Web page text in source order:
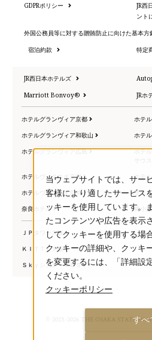
GDPRポリシー
JR西
ント
外国公務員等に対する贈賄防止に向けた基本方
宿泊約款 特定
JR西日本ホテルズ
Marriott Bonvoy® JRホ
ホテルグランヴィア京都
ホテ
ホテルグランヴィア和歌山
ホテ
ホテルグランヴィア広島
ホテ
ホテルヴィスキオ京都
ホテ
ホテルヴィスキオ尼崎
ホテ
奈良ホテル
梅小
ＪＰタワー大阪
ＫＩＴＴＥ大阪
ＳｋｙシアターＭＢＳ
© 2023–2026 THE OSAKA STATION
当ウェブサイトでは、サー
客様により適したサービス
ッキーを使用しています。
たコンテンツや広告を表示
してクッキーを使用する場
クッキーの詳細や、クッキ
を変更するには、「詳細設
ください。
クッキーポリシー
すべ